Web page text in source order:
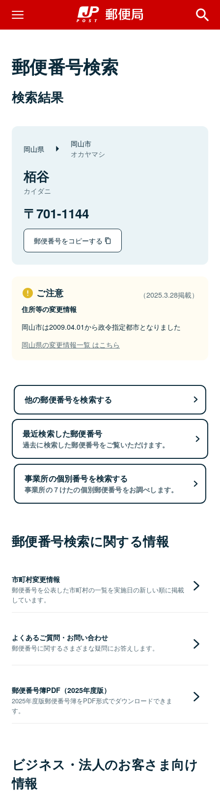
郵便番号検索
検索結果
岡山県 岡山市
オカヤマシ
栢谷
カイダニ
701-1144
郵便番号をコピーする
ご注意 （2025.3.28掲載）
住所等の変更情報
岡山市は2009.04.01から政令指定都市となりました
岡山県の変更情報一覧 はこちら
他の郵便番号を検索する
最近検索した郵便番号
過去に検索した郵便番号をご覧いただけます。
事業所の個別番号を検索する
事業所の７けたの個別郵便番号をお調べします。
郵便番号検索に関する情報
市町村変更情報
郵便番号を公表した市町村の一覧を実施日の新しい順に掲載
しています。
よくあるご質問・お問い合わせ
郵便番号に関するさまざまな疑問にお答えします。
郵便番号簿PDF（2025年度版）
2025年度版郵便番号簿をPDF形式でダウンロードできま
す。
ビジネス・法人のお客さま向け
情報